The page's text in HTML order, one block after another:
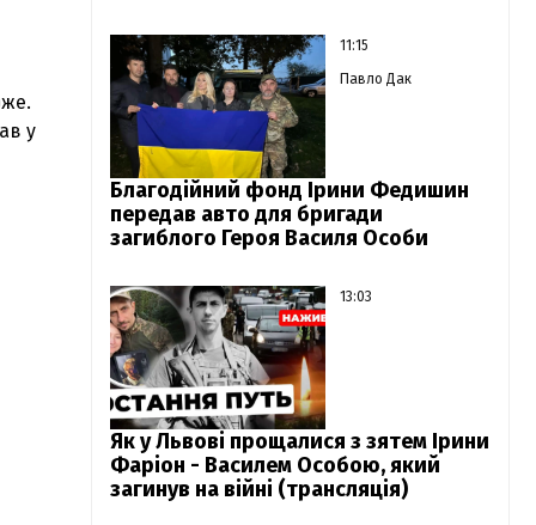
у
11:15
Павло Дак
Благодійний фонд Ірини Федишин
передав авто для бригади
загиблого Героя Василя Особи
13:03
Як у Львові прощалися з зятем Ірини
Фаріон - Василем Особою, який
загинув на війні (трансляція)